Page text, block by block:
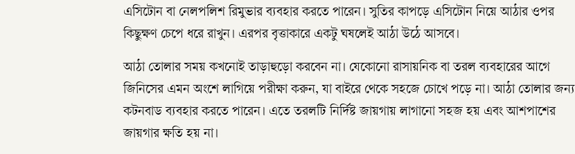
এসিটোন বা নেলপলিশ রিমুভার ব্যবহার করতে পারেন। সুতির কাপড়ে এসিটোন নিয়ে আঠার ওপর
কিছুক্ষণ চেপে ধরে রাখুন। এরপর বৃত্তাকারে একটু ঘষলেই আঠা উঠে আসবে।
আঠা তোলার সময় কখনোই তাড়াহুড়ো করবেন না। যেকোনো রাসায়নিক বা তরল ব্যবহারের আগে
জিনিসের এমন অংশে লাগিয়ে পরীক্ষা করুন, যা বাইরে থেকে সহজে চোখে পড়ে না। আঠা তোলার জন্য
কটনবাড ব্যবহার করতে পারেন। এতে তরলটি নির্দিষ্ট জায়গায় লাগানো সহজ হয় এবং আশপাশের
জায়গার ক্ষতি হয় না।